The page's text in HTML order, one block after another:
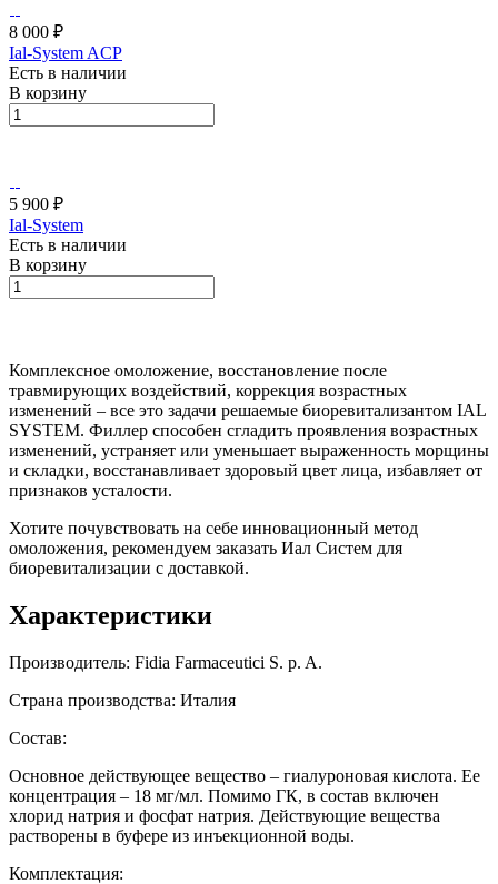
8 000 ₽
Ial-System ACP
Есть в наличии
В корзину
5 900 ₽
Ial-System
Есть в наличии
В корзину
Комплексное омоложение, восстановление после
травмирующих воздействий, коррекция возрастных
изменений – все это задачи решаемые биоревитализантом IAL
SYSTEM. Филлер способен сгладить проявления возрастных
изменений, устраняет или уменьшает выраженность морщины
и складки, восстанавливает здоровый цвет лица, избавляет от
признаков усталости.
Хотите почувствовать на себе инновационный метод
омоложения, рекомендуем заказать Иал Систем для
биоревитализации с доставкой.
Характеристики
Производитель: Fidia Farmaceutici S. p. A.
Страна производства: Италия
Состав:
Основное действующее вещество – гиалуроновая кислота. Ее
концентрация – 18 мг/мл. Помимо ГК, в состав включен
хлорид натрия и фосфат натрия. Действующие вещества
растворены в буфере из инъекционной воды.
Комплектация: